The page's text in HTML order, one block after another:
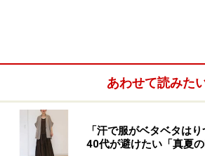
GU マルチブロックアノラックパーカ
一部店舗のみ販売）
あわせて読みた
「汗で服がベタベタは
40代が避けたい「真夏